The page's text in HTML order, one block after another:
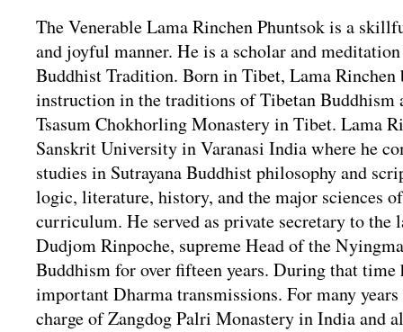
The Venerable Lama Rinchen Phuntsok is a
and joyful manner. He is a scholar and
Buddhist Tradition. Born in Tibet, Lama Rinchen
instruction in the traditions of Tibetan Buddhism
Tsasum Chokhorling Monastery in Tibet. Lama
Sanskrit University in Varanasi India where he
studies in Sutrayana Buddhist philosophy and
logic, literature, history, and the major sciences
curriculum. He served as private secretary to the
Dudjom Rinpoche, supreme Head of the
Buddhism for over fifteen years. During that time
important Dharma transmissions. For many
charge of Zangdog Palri Monastery in India and